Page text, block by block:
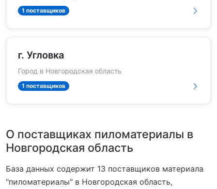
1 поставщиков
г. Угловка
Город в Новгородская область
1 поставщиков
О поставщиках пиломатериалы в
Новгородская область
База данных содержит 13 поставщиков материала
"пиломатериалы" в Новгородская область,